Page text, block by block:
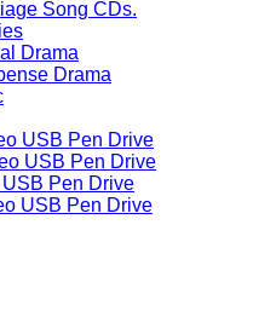
Song CDs.
Drama
Drama
USB Pen Drive
USB Pen Drive
Pen Drive
USB Pen Drive